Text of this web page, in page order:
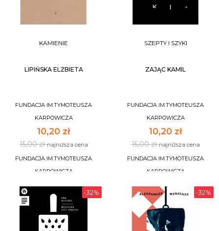
KAMIENIE
LIPIŃSKA ELŻBIETA
FUNDACJA IM.TYMOTEUSZA
KARPOWICZA
10,20 zł
15,00 złnajniższa cena
FUNDACJA IM.TYMOTEUSZA
KARPOWICZA
DO KOSZYKA
SZEPTY I SZYKI
ZAJĄC KAMIL
FUNDACJA IM.TYMOTEUSZA
KARPOWICZA
10,20 zł
15,00 złnajniższa cena
FUNDACJA IM.TYMOTEUSZA
KARPOWICZA
DO KOSZYKA
-32% -32%